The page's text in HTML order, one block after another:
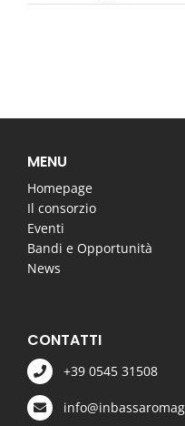
MENU
Homepage
Il consorzio
Eventi
Bandi e Opportunità
News
CONTATTI
+39 0545 31508